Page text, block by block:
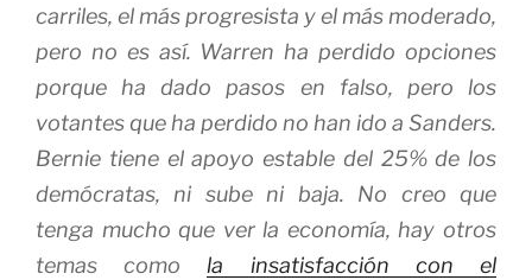
carriles, el más progresista y el más moderado,
pero no es así. Warren ha perdido opciones
porque ha dado pasos en falso, pero los
votantes que ha perdido no han ido a Sanders.
Bernie tiene el apoyo estable del 25% de los
demócratas, ni sube ni baja. No creo que
tenga mucho que ver la economía, hay otros
temas comola insatisfacción con el